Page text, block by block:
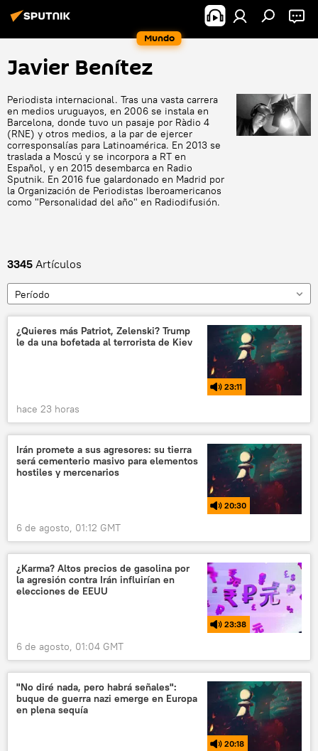
Mundo
Javier Benítez
Periodista internacional. Tras una vasta carrera
en medios uruguayos, en 2006 se instala en
Barcelona, donde tuvo un pasaje por Ràdio 4
(RNE) y otros medios, a la par de ejercer
corresponsalías para Latinoamérica. En 2013 se
traslada a Moscú y se incorpora a RT en
Español, y en 2015 desembarca en Radio
Sputnik. En 2016 fue galardonado en Madrid por
la Organización de Periodistas Iberoamericanos
como "Personalidad del año" en Radiodifusión.
3345 Artículos
Período
¿Quieres más Patriot, Zelenski? Trump
le da una bofetada al terrorista de Kiev
23:11
hace 23 horas
Irán promete a sus agresores: su tierra
será cementerio masivo para elementos
hostiles y mercenarios
20:30
6 de agosto, 01:12 GMT
¿Karma? Altos precios de gasolina por
la agresión contra Irán influirían en
elecciones de EEUU
23:38
6 de agosto, 01:04 GMT
"No diré nada, pero habrá señales":
buque de guerra nazi emerge en Europa
en plena sequía
20:18